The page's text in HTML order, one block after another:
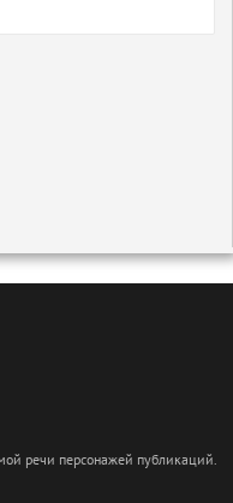
речи персонажей публикаций.